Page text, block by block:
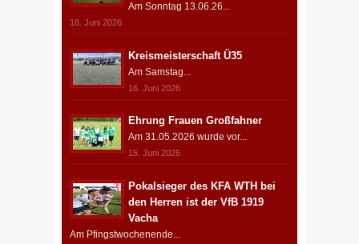
Am Sonntag 13.06.26...
18. Juni 2026
Kreismeisterschaft Ü35
Am Samstag...
16. Juni 2026
Ehrung Frauen Großfahner
Am 31.05.2026 wurde vor...
15. Juni 2026
Pokalsieger des KFA WTH bei
den Herren ist der VfB 1919
Vacha
Am Pfingstwochenende...